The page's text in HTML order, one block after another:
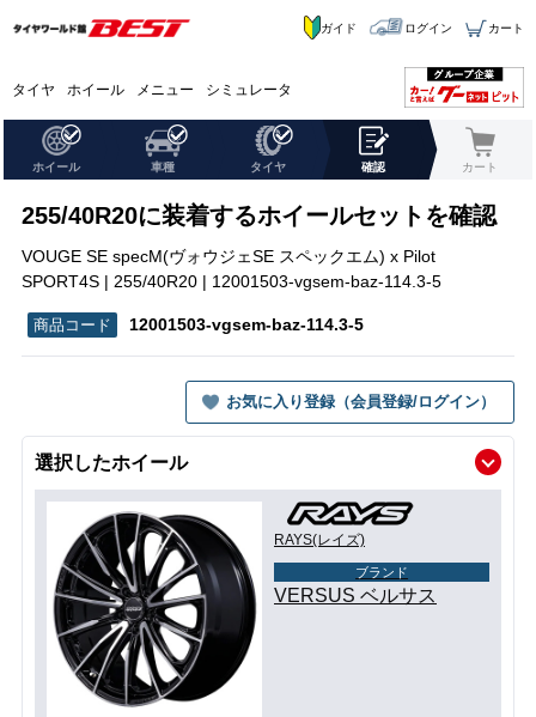
タイヤ ホイール メニュー シミュレータ
ガイド ログイン カート
ホイール 車種 タイヤ 確認 カート
255/40R20に装着するホイールセットを確認
VOUGE SE specM(ヴォウジェSE スペックエム) x Pilot
SPORT4S | 255/40R20 | 12001503-vgsem-baz-114.3-5
12001503-vgsem-baz-114.3-5
お気に入り登録（会員登録/ログイン）
選択したホイール
RAYS(レイズ)
ブランド
VERSUS ベルサス